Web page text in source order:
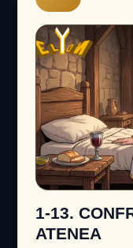
1-13.
ATENEA